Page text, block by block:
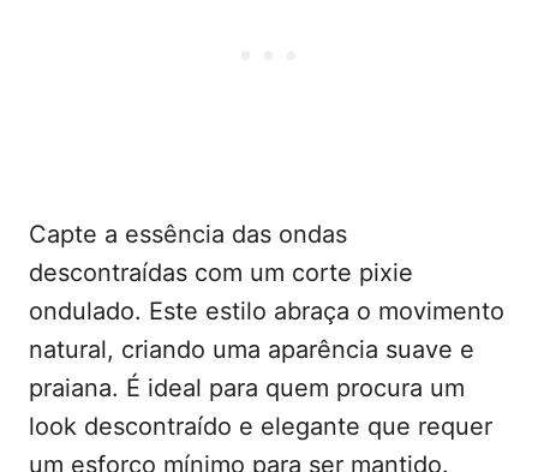
Capte a essência das ondas
descontraídas com um corte pixie
ondulado. Este estilo abraça o movimento
natural, criando uma aparência suave e
praiana. É ideal para quem procura um
look descontraído e elegante que requer
um esforço mínimo para ser mantido.